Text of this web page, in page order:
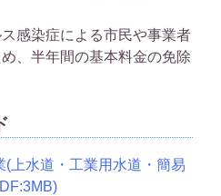
感染症による市民や事業者
、半年間の基本料金の免除
(上水道・工業用水道・簡易